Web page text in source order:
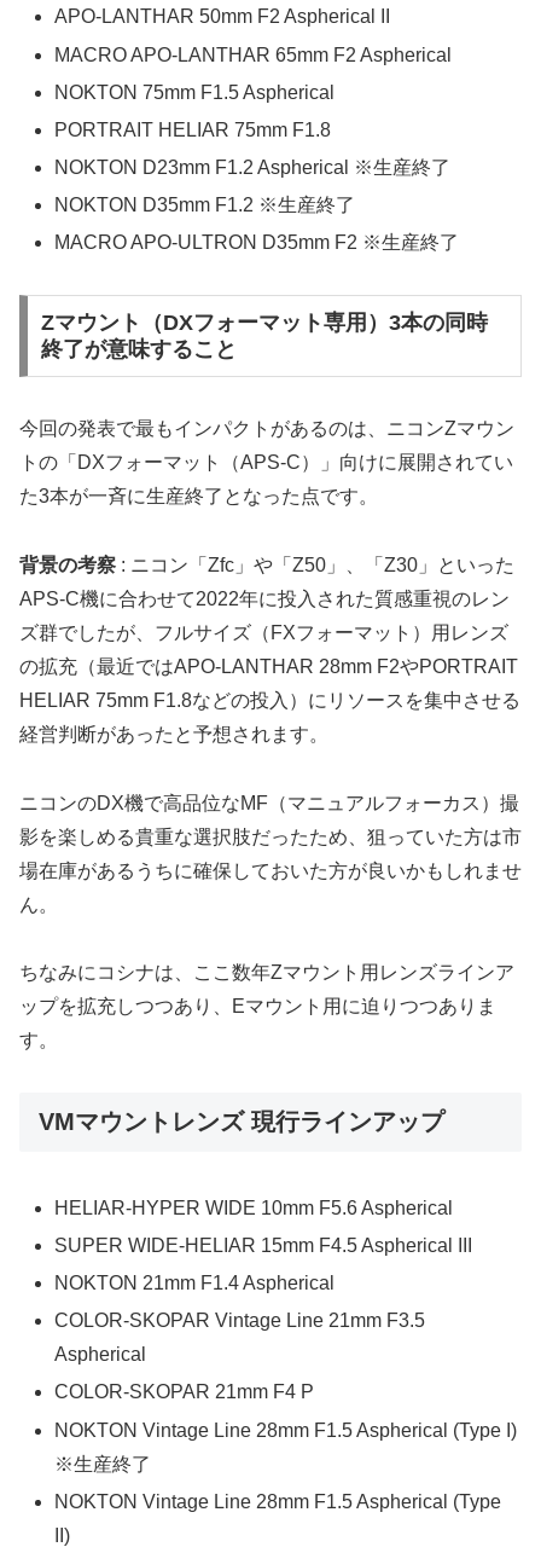
APO-LANTHAR 50mm F2 Aspherical II
MACRO APO-LANTHAR 65mm F2 Aspherical
NOKTON 75mm F1.5 Aspherical
PORTRAIT HELIAR 75mm F1.8
NOKTON D23mm F1.2 Aspherical ※生産終了
NOKTON D35mm F1.2 ※生産終了
MACRO APO-ULTRON D35mm F2 ※生産終了
Zマウント（DXフォーマット専用）3本の同時
終了が意味すること
今回の発表で最もインパクトがあるのは、ニコンZマウン
トの「DXフォーマット（APS-C）」向けに展開されてい
た3本が一斉に生産終了となった点です。
背景の考察 : ニコン「Zfc」や「Z50」、「Z30」といった
APS-C機に合わせて2022年に投入された質感重視のレン
ズ群でしたが、フルサイズ（FXフォーマット）用レンズ
の拡充（最近ではAPO-LANTHAR 28mm F2やPORTRAIT
HELIAR 75mm F1.8などの投入）にリソースを集中させる
経営判断があったと予想されます。
ニコンのDX機で高品位なMF（マニュアルフォーカス）撮
影を楽しめる貴重な選択肢だったため、狙っていた方は市
場在庫があるうちに確保しておいた方が良いかもしれませ
ん。
ちなみにコシナは、ここ数年Zマウント用レンズラインア
ップを拡充しつつあり、Eマウント用に迫りつつありま
す。
VMマウントレンズ 現行ラインアップ
HELIAR-HYPER WIDE 10mm F5.6 Aspherical
SUPER WIDE-HELIAR 15mm F4.5 Aspherical III
NOKTON 21mm F1.4 Aspherical
COLOR-SKOPAR Vintage Line 21mm F3.5
Aspherical
COLOR-SKOPAR 21mm F4 P
NOKTON Vintage Line 28mm F1.5 Aspherical (Type I)
※生産終了
NOKTON Vintage Line 28mm F1.5 Aspherical (Type
II)